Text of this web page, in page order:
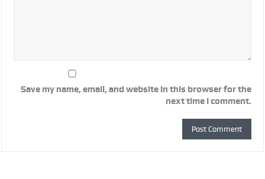
Save my name, email, and website in this browser for the
next time I comment.